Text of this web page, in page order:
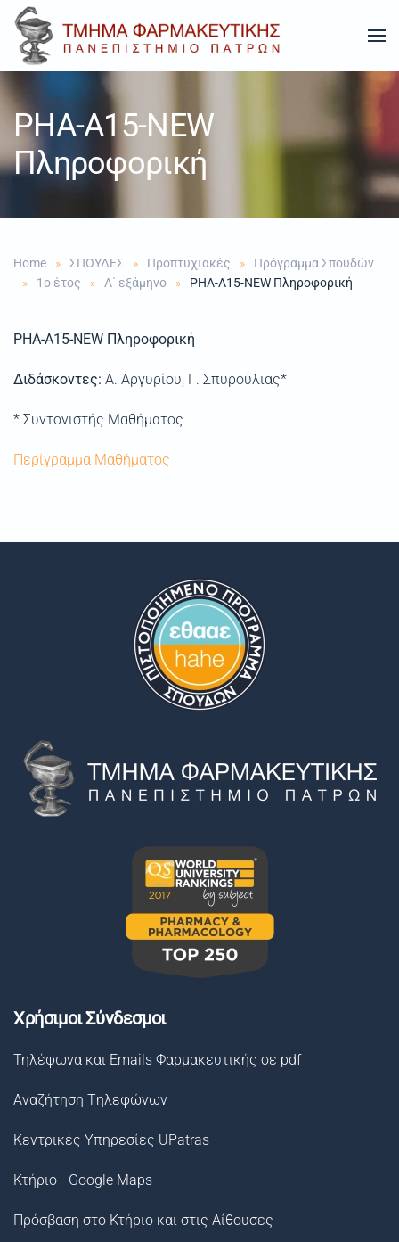
Skip to main content
PHA-A15-NEW
Πληροφορική
Home ΣΠΟΥΔΕΣ Προπτυχιακές
Πρόγραμμα Σπουδών
1ο έτος
Α΄ εξάμηνο PHA-A15-NEW Πληροφορική
PHA-A15-NEW Πληροφορική
Διδάσκoντες: Α. Αργυρίου, Γ. Σπυρούλιας*
* Συντονιστής Μαθήματος
Περίγραμμα Μαθήματος
Χρήσιμοι Σύνδεσμοι
Τηλέφωνα και Emails Φαρμακευτικής σε pdf
Αναζήτηση Tηλεφώνων
Κεντρικές Υπηρεσίες UPatras
Κτήριο - Google Maps
Πρόσβαση στο Κτήριο και στις Αίθουσες